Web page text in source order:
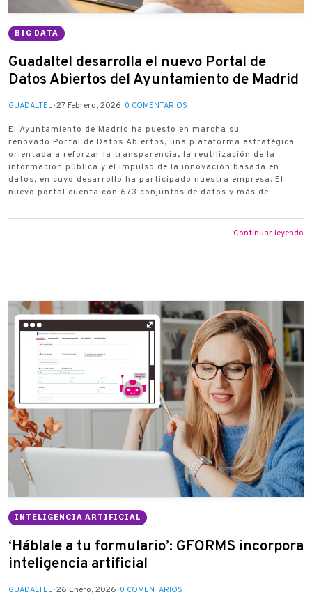
BIG DATA
Guadaltel desarrolla el nuevo Portal de
Datos Abiertos del Ayuntamiento de Madrid
GUADALTEL 27 Febrero, 2026 0 COMENTARIOS
El Ayuntamiento de Madrid ha puesto en marcha su
renovado Portal de Datos Abiertos, una plataforma estratégica
orientada a reforzar la transparencia, la reutilización de la
información pública y el impulso de la innovación basada en
datos, en cuyo desarrollo ha participado nuestra empresa. El
nuevo portal cuenta con 673 conjuntos de datos y más de…
Continuar leyendo
INTELIGENCIA ARTIFICIAL
‘Háblale a tu formulario’: G·FORMS incorpora
inteligencia artificial
GUADALTEL 26 Enero, 2026 0 COMENTARIOS